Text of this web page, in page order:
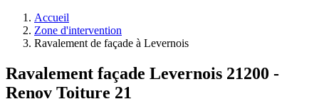
Accueil
Zone d'intervention
Ravalement de façade à Levernois
Ravalement façade Levernois 21200 -
Renov Toiture 21